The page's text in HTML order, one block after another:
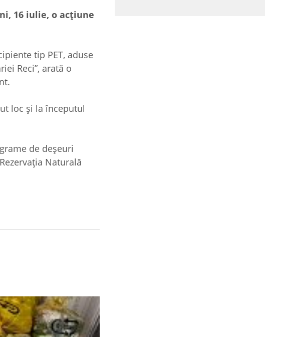
16 iulie, o acțiune
tip PET, aduse
Reci”, arată o
loc și la începutul
de deşeuri
Naturală